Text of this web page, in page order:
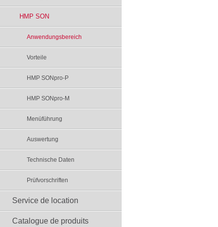
HMP SON
Anwendungsbereich
Vorteile
HMP SONpro-P
HMP SONpro-M
Menüführung
Auswertung
Technische Daten
Prüfvorschriften
Service de location
Catalogue de produits